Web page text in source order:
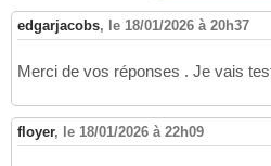
edgarjacobs, le 18/01/2026 à 20h37
Merci de vos réponses . Je vais
floyer, le 18/01/2026 à 22h09